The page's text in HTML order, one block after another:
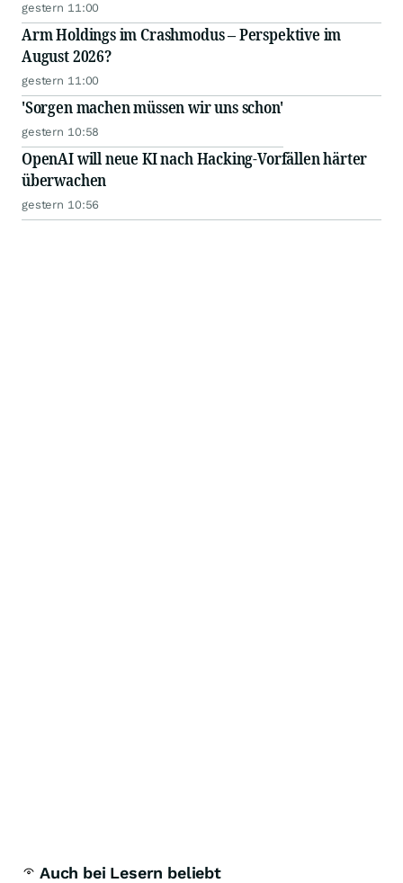
gestern 11:00
Arm Holdings im Crashmodus – Perspektive im
August 2026?
gestern 11:00
'Sorgen machen müssen wir uns schon'
gestern 10:58
OpenAI will neue KI nach Hacking-Vorfällen härter
überwachen
gestern 10:56
Auch bei Lesern beliebt